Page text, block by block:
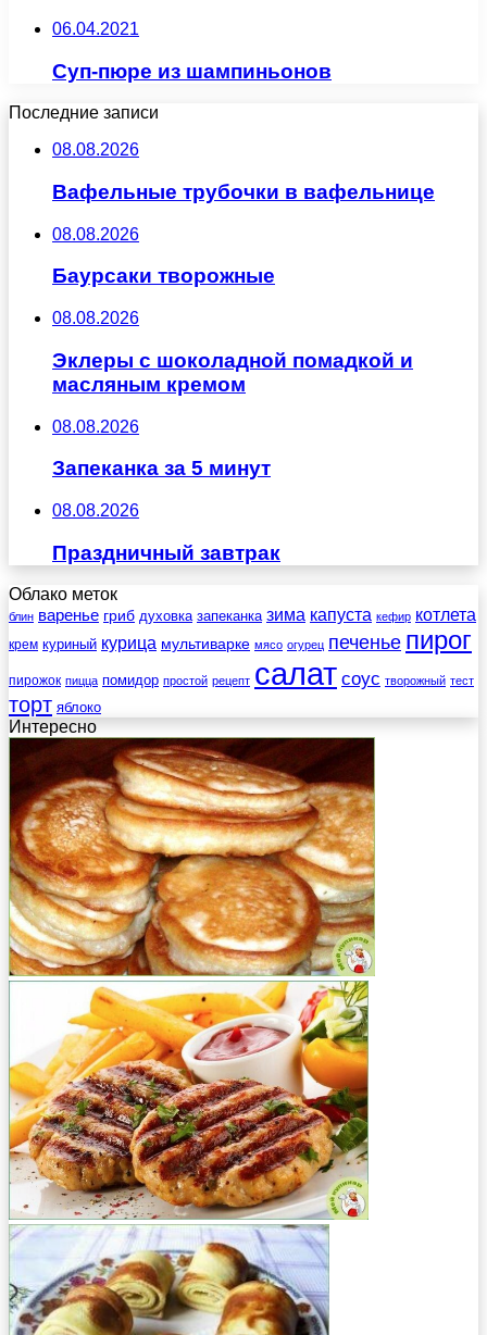
06.04.2021
Суп-пюре из шампиньонов
Последние записи
08.08.2026
Вафельные трубочки в вафельнице
08.08.2026
Баурсаки творожные
08.08.2026
Эклеры с шоколадной помадкой и
масляным кремом
08.08.2026
Запеканка за 5 минут
08.08.2026
Праздничный завтрак
Облако меток
блин варенье гриб духовка запеканка зима капуста кефир котлета
крем куриный курица мультиварке мясо огурец печенье пирог
пирожок пицца помидор простой рецепт салат соус творожный тест
торт яблоко
Интересно